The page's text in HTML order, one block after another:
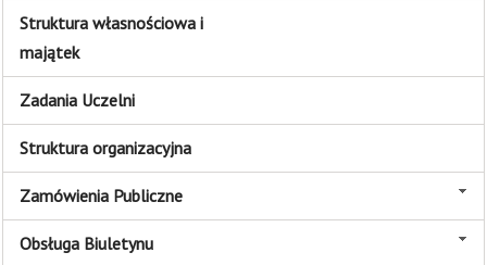
Struktura własnościowa i
majątek
Zadania Uczelni
Struktura organizacyjna
Zamówienia Publiczne
Obsługa Biuletynu